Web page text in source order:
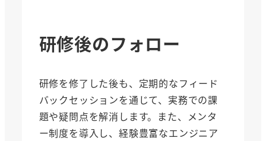
研修後のフォロー
研修を修了した後も、定期的なフィード
バックセッションを通じて、実務での課
題や疑問点を解消します。また、メンタ
ー制度を導入し、経験豊富なエンジニア